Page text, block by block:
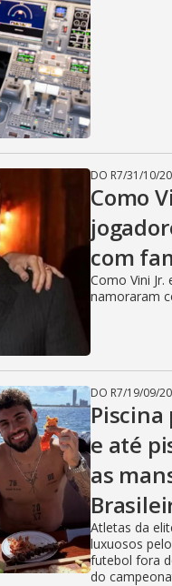
DO R7/31/10/
Como
com
Como Vini
namoraram
DO R7/19/09/
e até
as
Atletas da
luxuosos
futebol fora
do